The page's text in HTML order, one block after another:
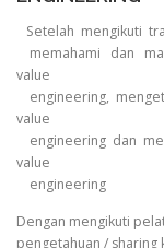
Setelah mengikuti
memahami dan
value
engineering,
value
engineering dan
value
engineering
Dengan mengikuti
pengetahuan /